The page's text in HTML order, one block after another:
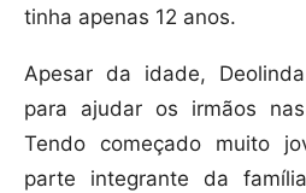
tinha apenas 12 anos.
Apesar da idade,
para ajudar os irmãos
Tendo começado muito
parte integrante da